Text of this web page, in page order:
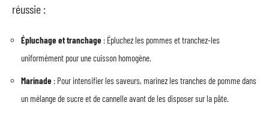
réussie :
Épluchage et tranchage : Épluchez les pommes et tranchez-les
uniformément pour une cuisson homogène.
Marinade : Pour intensifier les saveurs, marinez les tranches de pomme dans
un mélange de sucre et de cannelle avant de les disposer sur la pâte.